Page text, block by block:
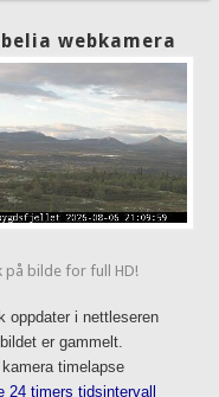
webkamera
på bilde for full HD!
oppdater i nettleseren
er gammelt.
timelapse
24 timers tidsintervall